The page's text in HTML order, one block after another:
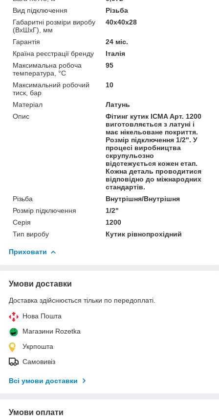
Вид підключення
Різьба
Габаритні розміри виробу
(ВхШхГ), мм
40х40х28
Гарантія
24 міс.
Країна реєстрації бренду
Італія
Максимальна робоча
температура, °C
95
Максимальний робочий
тиск, бар
10
Матеріал
Латунь
Опис
Фітинг кутик ICMA Арт. 1200
виготовляється з латуні і
має нікельоване покриття.
Розмір підключення 1/2". У
процесі виробництва
скрупульозно
відстежується кожен етап.
Кожна деталь проводитися
відповідно до міжнародних
стандартів.
Різьба
Внутрішня/Внутрішня
Розмір підключення
1/2"
Серія
1200
Тип виробу
Кутик рівнопрохідний
Приховати
Умови доставки
Доставка здійснюється тільки по передоплаті.
Нова Пошта
Магазини Rozetka
Укрпошта
Самовивіз
Всі умови доставки
Умови оплати